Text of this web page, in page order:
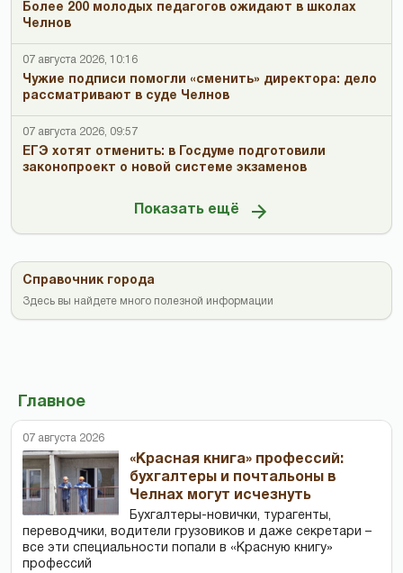
Более 200 молодых педагогов ожидают в школах
Челнов
07 августа 2026, 10:16
Чужие подписи помогли «сменить» директора: дело
рассматривают в суде Челнов
07 августа 2026, 09:57
ЕГЭ хотят отменить: в Госдуме подготовили
законопроект о новой системе экзаменов
Показать ещё
Справочник города
Здесь вы найдете много полезной информации
Главное
07 августа 2026
«Красная книга» профессий:
бухгалтеры и почтальоны в
Челнах могут исчезнуть
Бухгалтеры-новички, тур­агенты,
переводчики, водители грузовиков и даже секретари –
все эти специальности попали в «Красную книгу»
профессий